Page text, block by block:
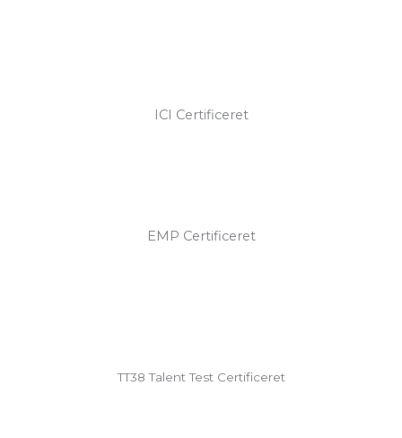
ICI Certificeret
EMP Certificeret
TT38 Talent Test Certificeret